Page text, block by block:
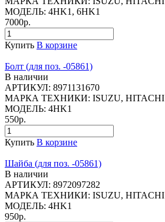
МОДЕЛЬ: 4HK1, 6HK1
7000р.
Купить В корзине
Болт (для поз. -05861)
В наличии
АРТИКУЛ: 8971131670
МАРКА ТЕХНИКИ: ISUZU, HITACHI
МОДЕЛЬ: 4HK1
550р.
Купить В корзине
Шайба (для поз. -05861)
В наличии
АРТИКУЛ: 8972097282
МАРКА ТЕХНИКИ: ISUZU, HITACHI
МОДЕЛЬ: 4HK1
950р.